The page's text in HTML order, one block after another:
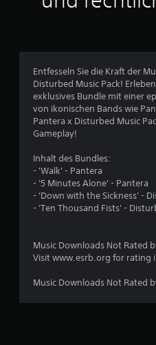
Entfesseln Sie die Kraft der
Disturbed Music Pack!
exklusives Bundle mit einer
von ikonischen Bands wie
Pantera x Disturbed Music
Gameplay!
Inhalt des Bundles:
- 'Walk' - Pantera
- '5 Minutes Alone' - Pantera
- 'Down with the Sickness' -
- 'Ten Thousand Fists' -
Music Downloads Not Rated
Visit www.esrb.org for rating
Music Downloads Not Rated